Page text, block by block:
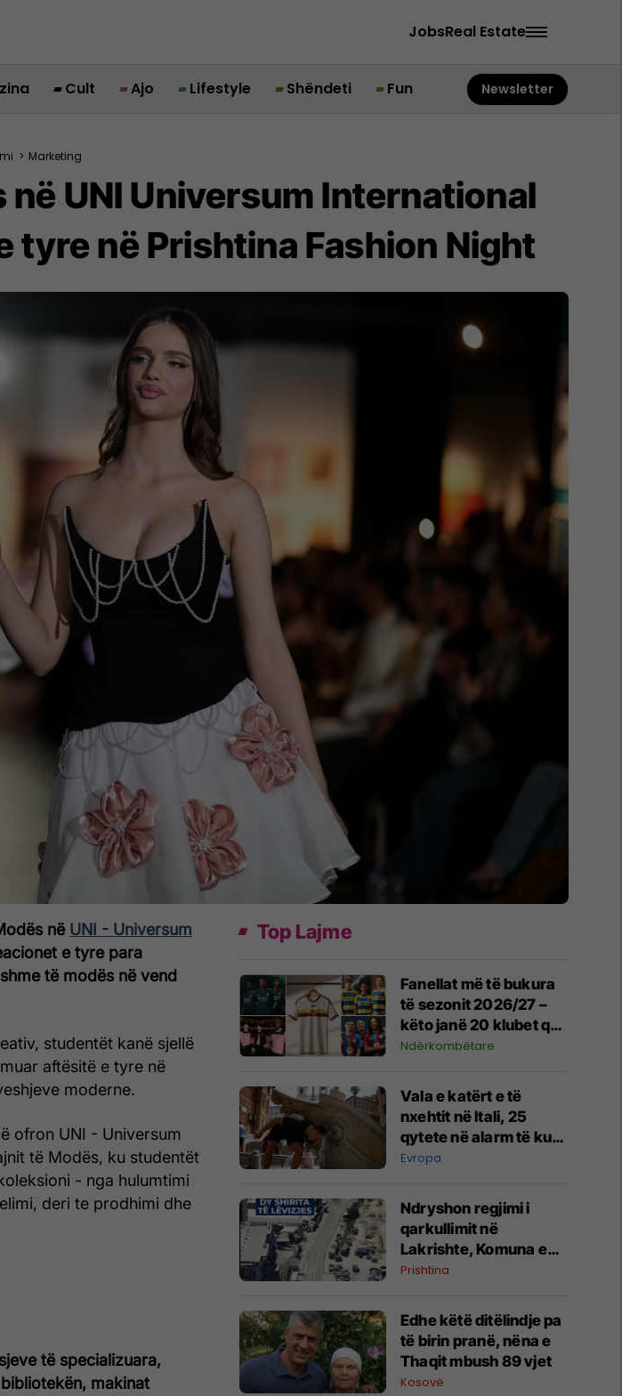
JobsReal Estate
Cult Ajo Lifestyle Shëndeti Fun Newsletter
> Marketing
UNI Universum International
në Prishtina Fashion Night
në UNI - Universum
e tyre para
të modës në vend
studentët kanë sjellë
aftësitë e tyre në
moderne.
ofron UNI - Universum
të Modës, ku studentët
- nga hulumtimi
deri te prodhimi dhe
të specializuara,
makinat
Top Lajme
Fanellat më të bukura
të sezonit 2026/27 –
këto janë 20 klubet që
spikatën me dizajnin e
Ndërkombëtare
Vala e katërt e të
nxehtit në Itali, 25
qytete në alarm të kuq
- probleme me
Evropa
Ndryshon regjimi i
qarkullimit në
Lakrishte, Komuna e
Prishtinës ofron
Prishtina
Edhe këtë ditëlindje pa
të birin pranë, nëna e
Thaqit mbush 89 vjet
Kosovë